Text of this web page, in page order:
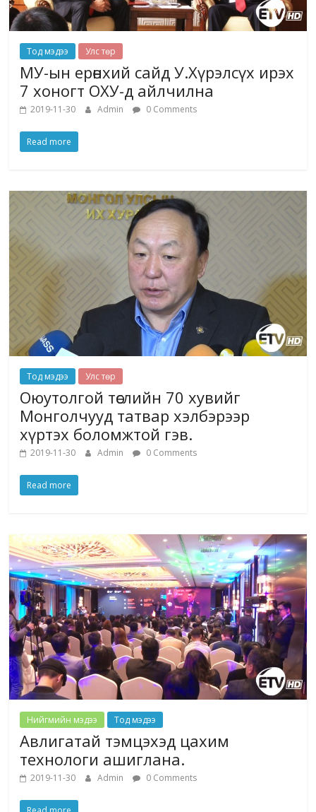
Тод мэдээ Улс төр
МУ-ын ерөнхий сайд У.Хүрэлсүх ирэх
7 хоногт ОХУ-д айлчилна
2019-11-30 Admin 0 Comments
Read more
Тод мэдээ Улс төр
Оюутолгой төслийн 70 хувийг
Монголчууд татвар хэлбэрээр
хүртэх боломжтой гэв.
2019-11-30 Admin 0 Comments
Read more
Нийгмийн мэдээ Тод мэдээ
Авлигатай тэмцэхэд цахим
технологи ашиглана.
2019-11-30 Admin 0 Comments